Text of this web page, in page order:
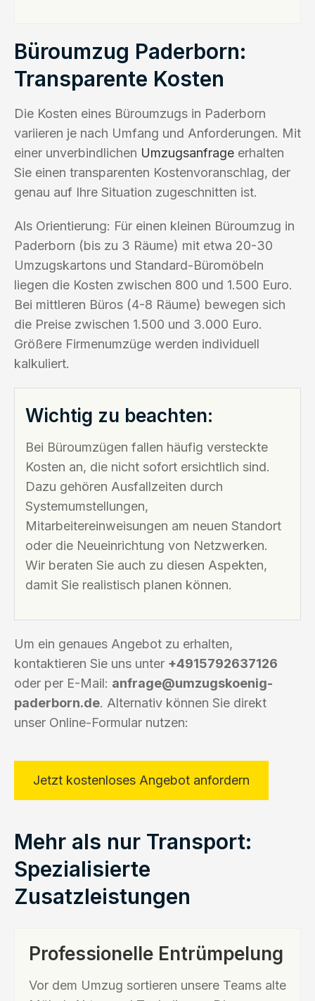
Büroumzug Paderborn:
Transparente Kosten
Die Kosten eines Büroumzugs in Paderborn
variieren je nach Umfang und Anforderungen. Mit
einer unverbindlichen Umzugsanfrage erhalten
Sie einen transparenten Kostenvoranschlag, der
genau auf Ihre Situation zugeschnitten ist.
Als Orientierung: Für einen kleinen Büroumzug in
Paderborn (bis zu 3 Räume) mit etwa 20-30
Umzugskartons und Standard-Büromöbeln
liegen die Kosten zwischen 800 und 1.500 Euro.
Bei mittleren Büros (4-8 Räume) bewegen sich
die Preise zwischen 1.500 und 3.000 Euro.
Größere Firmenumzüge werden individuell
kalkuliert.
Wichtig zu beachten:
Bei Büroumzügen fallen häufig versteckte
Kosten an, die nicht sofort ersichtlich sind.
Dazu gehören Ausfallzeiten durch
Systemumstellungen,
Mitarbeitereinweisungen am neuen Standort
oder die Neueinrichtung von Netzwerken.
Wir beraten Sie auch zu diesen Aspekten,
damit Sie realistisch planen können.
Um ein genaues Angebot zu erhalten,
kontaktieren Sie uns unter +4915792637126
oder per E-Mail: anfrage@umzugskoenig-
paderborn.de. Alternativ können Sie direkt
unser Online-Formular nutzen:
Jetzt kostenloses Angebot anfordern
Mehr als nur Transport:
Spezialisierte
Zusatzleistungen
Professionelle Entrümpelung
Vor dem Umzug sortieren unsere Teams alte